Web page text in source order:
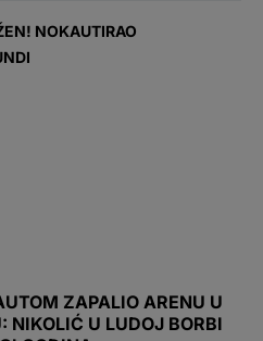
NOKAUTIRAO
ZAPALIO ARENU U
NIKOLIĆ U LUDOJ BORBI